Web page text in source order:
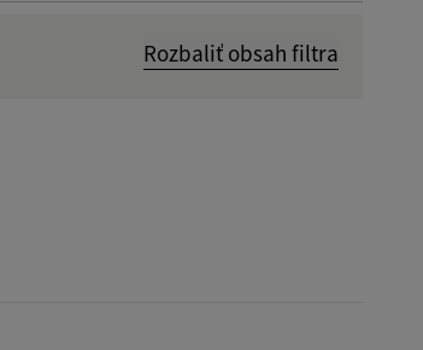
Rozbaliť obsah filtra